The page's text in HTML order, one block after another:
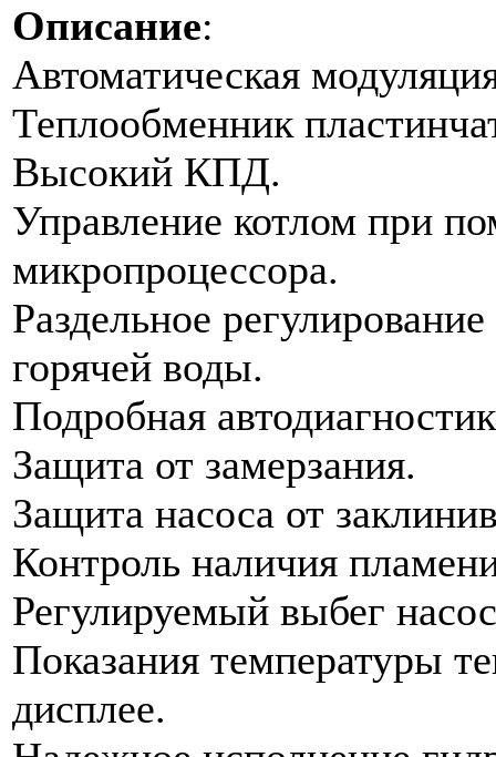
Описание:
Автоматическая
Теплообменник
Высокий КПД.
Управление котлом при
микропроцессора.
Раздельное
горячей воды.
Подробная
Защита от замерзания.
Защита насоса от
Контроль наличия
Регулируемый выбег
Показания температуры
дисплее.